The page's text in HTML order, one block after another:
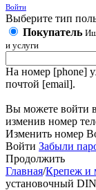
Войти
Выберите тип
Покупатель
и услуги
На номер [phone]
почтой [email].
Вы можете войти
изменив номер
Изменить номер
Войти Забыли
Продолжить
Главная/Крепеж и
установочный